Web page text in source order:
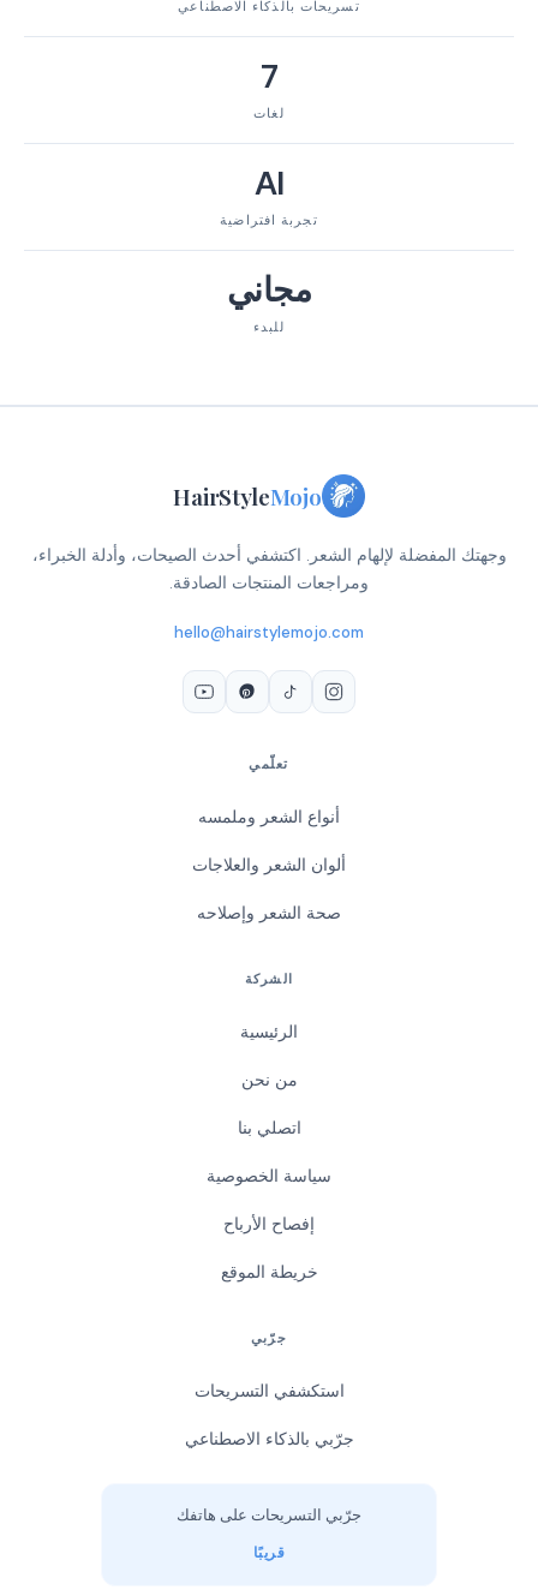
تسريحات بالذكاء الاصطناعي
7
لغات
AI
تجربة افتراضية
مجاني
للبدء
HairStyleMojo
وجهتك المفضلة لإلهام الشعر. اكتشفي أحدث الصيحات، وأدلة الخبراء،
ومراجعات المنتجات الصادقة.
hello@hairstylemojo.com
تعلّمي
أنواع الشعر وملمسه
ألوان الشعر والعلاجات
صحة الشعر وإصلاحه
الشركة
الرئيسية
من نحن
اتصلي بنا
سياسة الخصوصية
إفصاح الأرباح
خريطة الموقع
جرّبي
استكشفي التسريحات
جرّبي بالذكاء الاصطناعي
جرّبي التسريحات على هاتفك
قريبًا